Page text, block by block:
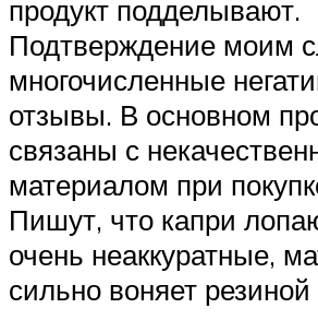
продукт подделывают.
Подтверждение моим
многочисленные
отзывы. В основном
связаны с
материалом при
Пишут, что капри
очень неаккуратные,
сильно воняет резиной